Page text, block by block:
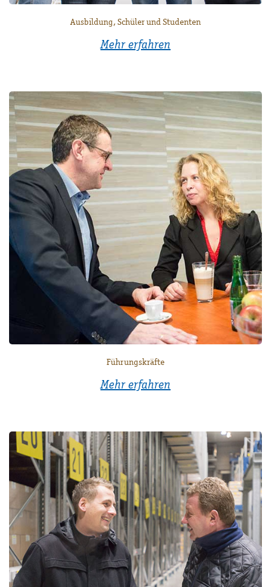
Ausbildung, Schüler und Studenten
Mehr erfahren
Führungskräfte
Mehr erfahren